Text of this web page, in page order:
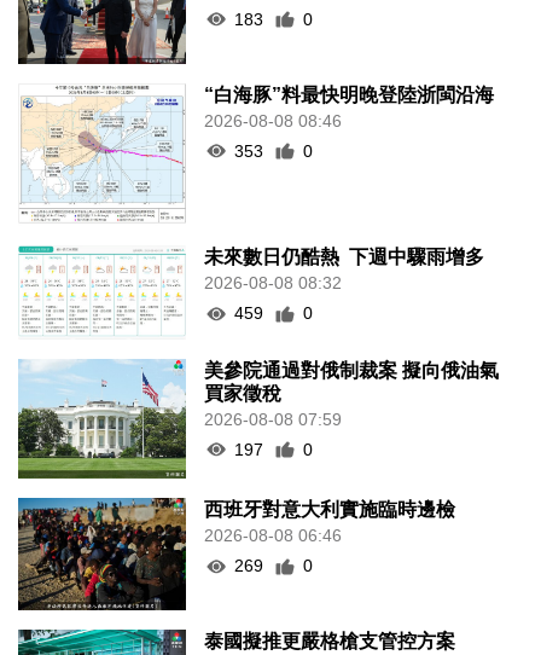
183
0
“白海豚”料最快明晚登陸浙閩沿海
2026-08-08 08:46
353
0
未來數日仍酷熱 下週中驟雨增多
2026-08-08 08:32
459
0
美參院通過對俄制裁案 擬向俄油氣
買家徵稅
2026-08-08 07:59
197
0
西班牙對意大利實施臨時邊檢
2026-08-08 06:46
269
0
泰國擬推更嚴格槍支管控方案